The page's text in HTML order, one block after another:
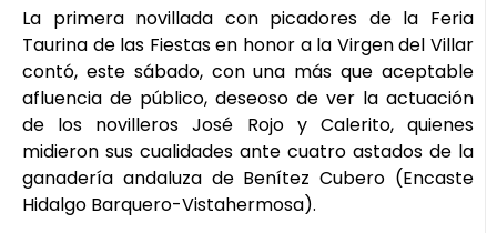
La primera novillada con picadores de la Feria
Taurina de las Fiestas en honor a la Virgen del Villar
contó, este sábado, con una más que aceptable
afluencia de público, deseoso de ver la actuación
de los novilleros José Rojo y Calerito, quienes
midieron sus cualidades ante cuatro astados de la
ganadería andaluza de Benítez Cubero (Encaste
Hidalgo Barquero-Vistahermosa).